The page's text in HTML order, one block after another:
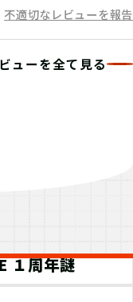
不適切なレビューを報告
ューを全て見る
１周年謎